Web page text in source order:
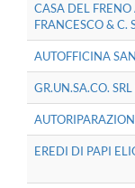
CASA DEL
FRANCESCO &
AUTOFFICINA
GR.UN.SA.CO.
EREDI DI PAPI